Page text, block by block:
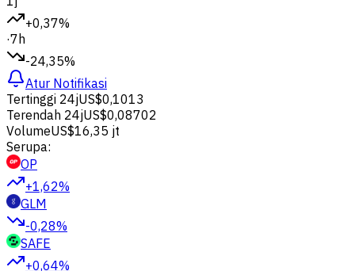
+0,37%
·7h
-24,35%
Atur Notifikasi
Tertinggi 24jUS$0,1013
Terendah 24jUS$0,08702
VolumeUS$16,35 jt
Serupa:
OP
+1,62%
GLM
-0,28%
SAFE
+0,64%